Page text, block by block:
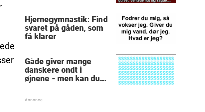
Hjernegymnastik: Find
svaret på gåden, som
få klarer
Gåde giver mange
danskere ondt i
øjnene - men kan du